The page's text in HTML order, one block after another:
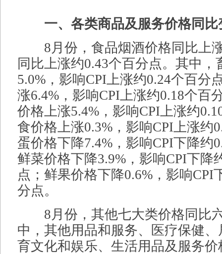
一、各类商品及服务价格同比
8月份，食品烟酒价格同比上涨
同比上涨约0.43个百分点。其中，
5.0%，影响CPI上涨约0.24个百分
涨6.4%，影响CPI上涨约0.18个百
价格上涨5.4%，影响CPI上涨约
食价格上涨0.3%，影响CPI上涨约
蛋价格下降7.4%，影响CPI下降约
鲜菜价格下降3.9%，影响CPI下降
点；鲜果价格下降0.6%，影响CPI
分点。
8月份，其他七大类价格同比
中，其他用品和服务、医疗保健
育文化和娱乐、生活用品及服务